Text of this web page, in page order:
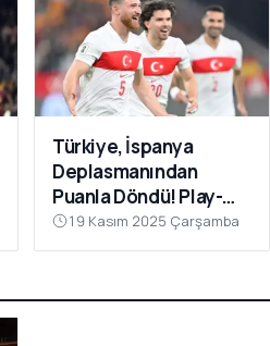
Türkiye, İspanya
Deplasmanından
Puanla Döndü! Play-
Off Öncesi Moral: 2-2
19 Kasım 2025 Çarşamba